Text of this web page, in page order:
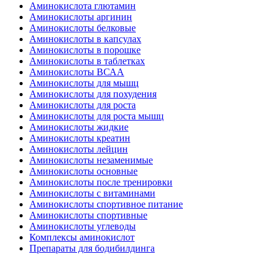
Аминокислота глютамин
Аминокислоты аргинин
Аминокислоты белковые
Аминокислоты в капсулах
Аминокислоты в порошке
Аминокислоты в таблетках
Аминокислоты ВСАА
Аминокислоты для мышц
Аминокислоты для похудения
Аминокислоты для роста
Аминокислоты для роста мышц
Аминокислоты жидкие
Аминокислоты креатин
Аминокислоты лейцин
Аминокислоты незаменимые
Аминокислоты основные
Аминокислоты после тренировки
Аминокислоты с витаминами
Аминокислоты спортивное питание
Аминокислоты спортивные
Аминокислоты углеводы
Комплексы аминокислот
Препараты для бодибилдинга